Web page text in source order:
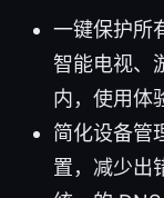
一键保护所
智能电视、
内，使用体
简化设备管
置，减少出